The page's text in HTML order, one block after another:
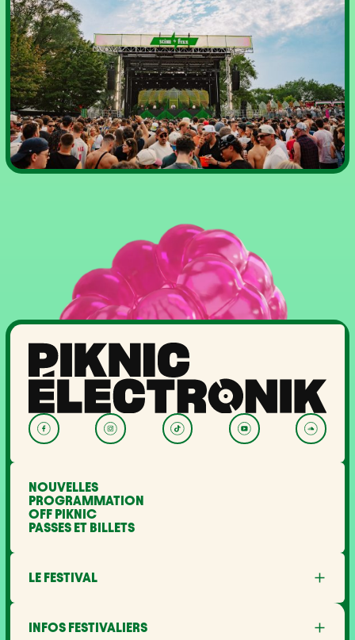
NOUVELLES
PROGRAMMATION
OFF PIKNIC
PASSES ET BILLETS
LE FESTIVAL
Mot des ministres
INFOS FESTIVALIERS